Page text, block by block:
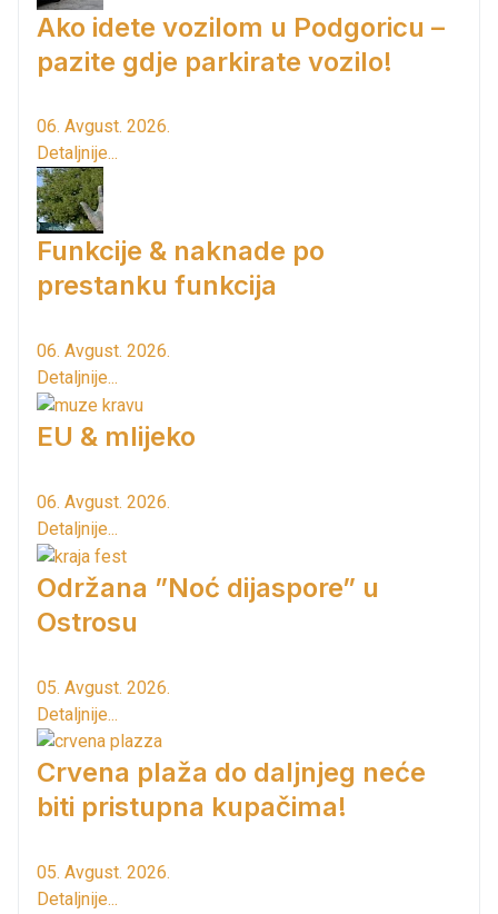
Ako idete vozilom u Podgoricu –
pazite gdje parkirate vozilo!
06. Avgust. 2026.
Detaljnije...
Funkcije & naknade po
prestanku funkcija
06. Avgust. 2026.
Detaljnije...
EU & mlijeko
06. Avgust. 2026.
Detaljnije...
Održana ”Noć dijaspore” u
Ostrosu
05. Avgust. 2026.
Detaljnije...
Crvena plaža do daljnjeg neće
biti pristupna kupačima!
05. Avgust. 2026.
Detaljnije...